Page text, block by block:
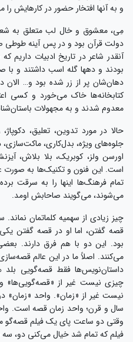
و به آنها افتخار حضور در کارهایش
مِی، معشوق و خال لب متعلق به
دولت قرآن بود و در پس آینه
آنقدر شاعر در تاریخ ادبیات داریم
بودند و دهها گله اسب داشتند و با
دهان‌شان پر از زر شده بود و…
کتابخانه‌ها خاک می‌خورد و کسی
معدوم شدند و به مجهولات
حالا در مورد تدوین، تعلیق،
جلوه‌های ویژه، بدل‌کاری،
اورسن ولز، کوبریک، بلا بلاش،
است. این فنون و تکنیک‌ها به صورت
تمام فرهنگ‌ها اینها را به سرقت
می‌شوند، می‌گویند صاحابش اومد.
چیز زیادی از سهمیه‌ کلماتمان
قصه گفتن، اما او در قصه گفتن یکی
بود. این دو با هم فرق دارند.
می‌کنند. اصلاً ما در این عالم
داستان‌نویس‌ها فقط قصه‌گویی
چیزی نیست غیر از
نیست غیر از «زمان». واحد
سال و قرن؛ واحد زمان قصه است.
وقتی دو ساعت پای یک فیلم قصه‌گو
فیلم که تمام شد خیال می‌کنی دو،